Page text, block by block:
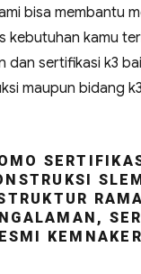
bisa membantu
kebutuhan kamu
dan sertifikasi k3
maupun bidang